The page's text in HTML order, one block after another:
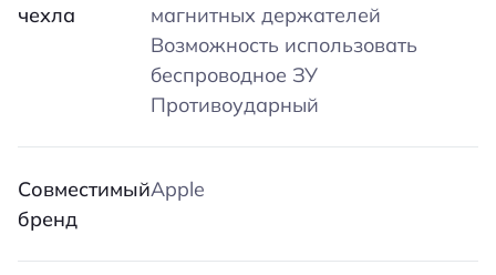
чехла
магнитных держателей
Возможность использовать
беспроводное ЗУ
Противоударный
Совместимый
бренд
Apple